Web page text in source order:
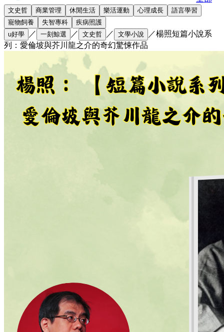
文史哲 商業管理 休閒生活 樂活運動 心理成長
語言學習
寵物飼養
失智專科
疾病照護
u好學
／ 一刻鯨選 ／ 文史哲 ／ 文學小說 ／楊照短篇小說系
列：愛倫坡與芥川龍之介的奇幻驚悚作品